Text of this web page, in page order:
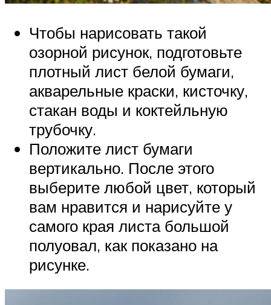
Чтобы нарисовать такой
озорной рисунок, подготовьте
плотный лист белой бумаги,
акварельные краски, кисточку,
стакан воды и коктейльную
трубочку.
Положите лист бумаги
вертикально. После этого
выберите любой цвет, который
вам нравится и нарисуйте у
самого края листа большой
полуовал, как показано на
рисунке.